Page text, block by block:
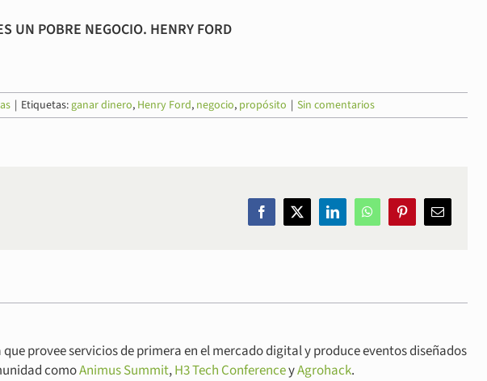
UN POBRE NEGOCIO. HENRY FORD
| Etiquetas:ganar dinero, Henry Ford, negocio, propósito | Sin comentarios
FacebookTwitterLinkedInWhatsAppPinterestCorreo
electrónico
que provee servicios de primera en el mercado digital y produce eventos diseñados
comoAnimus Summit,H3 Tech ConferenceyAgrohack.